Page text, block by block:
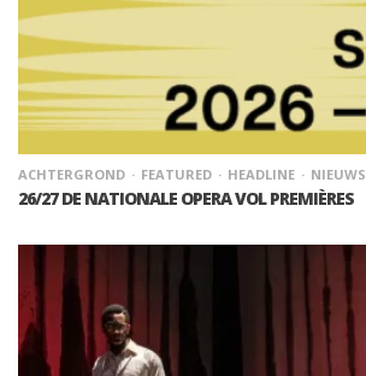
ACHTERGROND FEATURED HEADLINE NIEUWS
26/27 DE NATIONALE OPERA VOL PREMIÈRES